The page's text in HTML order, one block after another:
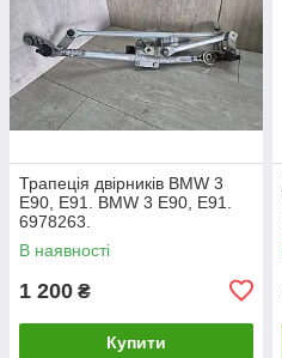
Трапеція двірників BMW 3
E90, E91. BMW 3 Е90, Е91.
6978263.
В наявності
1 200 ₴
Купити